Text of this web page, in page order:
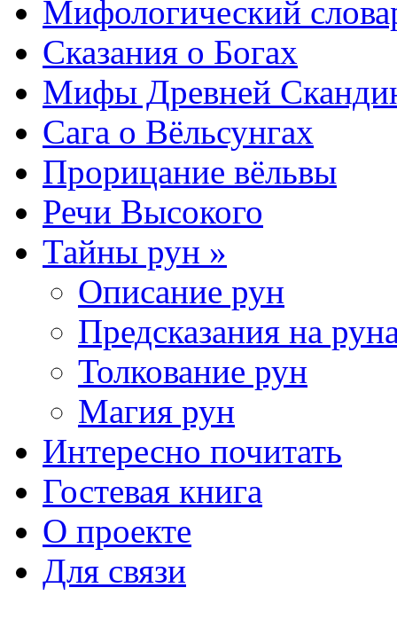
Мифологический
Сказания о Богах
Мифы Древней
Сага о Вёльсунгах
Прорицание вёльвы
Речи Высокого
Тайны рун »
Описание рун
Предсказания на
Толкование рун
Магия рун
Интересно почитать
Гостевая книга
О проекте
Для связи